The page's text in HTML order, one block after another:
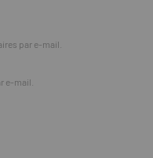
par e-mail.
e-mail.